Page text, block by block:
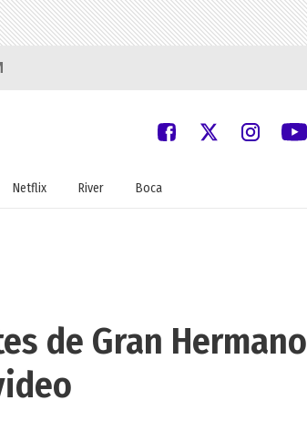
Netflix River Boca
de Gran Hermano